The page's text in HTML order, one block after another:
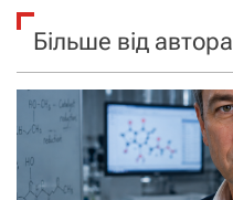
Більше від автора